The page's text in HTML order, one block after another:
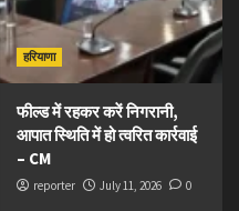
हरियाणा
फील्ड में रहकर करें निगरानी,
आपात स्थिति में हो त्वरित कार्रवाई
– CM
reporter July 11, 2026 0